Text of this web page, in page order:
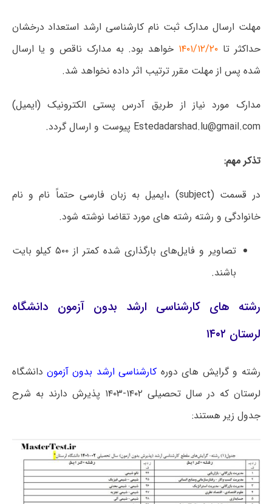
مهلت ارسال مدارک ثبت نام کارشناسی ارشد استعداد درخشان
حداکثر تا۱۴۰۱/۱۲/۲۰ خواهد بود. به مدارک ناقص و یا ارسال
شده پس از مهلت مقرر ترتیب اثر داده نخواهد شد.
مدارک مورد نیاز از طریق آدرس پستی الکترونیک (ایمیل)
Estedadarshad.lu@gmail.com پیوست و ارسال گردد.
تذکر مهم:
در قسمت (subject) ،ایمیل به زبان فارسی حتماً نام و نام
خانوادگی و رشته رشته های مورد تقاضا نوشته شود.
تصاویر و فایل‌های بارگذاری شده کمتر از ۵۰۰ کیلو بایت
باشند.
رشته های کارشناسی ارشد بدون آزمون دانشگاه
لرستان ۱۴۰۲
رشته و گرایش های دوره کارشناسی ارشد بدون آزمون دانشگاه
لرستان که در سال تحصیلی ۱۴۰۲-۱۴۰۳ پذیرش دارند به شرح
جدول زیر هستند: